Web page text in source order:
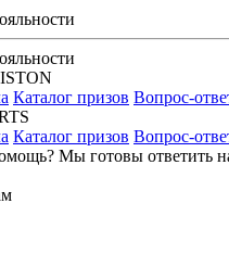
Каталог призов Вопрос-
Каталог призов Вопрос-
Мы готовы ответить